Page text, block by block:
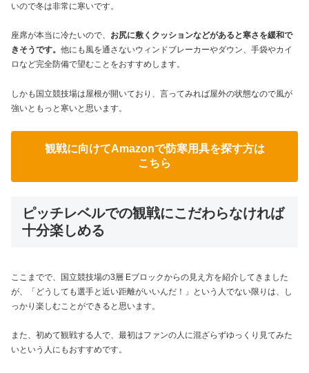
いので冬は非常に寒いです。
座席が本当に冷たいので、 お尻に敷くクッションなどがあると寒さを緩和で
きそうです。 他にも風を通さないウィンドブレーカーやダウン、手袋やカイ
ロなど完全防備で望むことをおすすめします。
しかも国立競技場は屋根が開いており、言ってみれば屋外の状態なので風が
強いともっと寒いと思います。
観戦に向けてAmazonで防寒用具を探す方は
こちら
ピッチレベルでの観戦にこだわらなければ
十分楽しめる
ここまでで、国立競技場の3層 Eブロックからの見え方を紹介してきました
が、「どうしても選手と近い距離がいいんだ！」という人でない限りは、し
っかり楽しむことができると思います。
また、初めて観戦する人で、最初はファンの人に混ざらずゆっくり見てみた
いという人にもおすすめです。